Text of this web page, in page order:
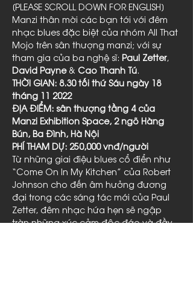
[PLEASE SCROLL DOWN FOR ENGLISH]
Manzi thân mời các bạn tới với đêm
nhạc blues đặc biệt của nhóm All That
Mojo trên sân thượng manzi; với sự
tham gia của ba nghệ sĩ: Paul Zetter,
David Payne & Cao Thanh Tú.
THỜI GIAN: 8.30 tối thứ Sáu ngày 18
tháng 11 2022
ĐỊA ĐIỂM: sân thượng tầng 4 của
Manzi Exhibition Space, 2 ngõ Hàng
Bún, Ba Đình, Hà Nội
PHÍ THAM DỰ: 250,000 vnđ/người
Từ những giai điệu blues cổ điển như
“Come On In My Kitchen” của Robert
Johnson cho đến âm hưởng đương
đại trong các sáng tác mới của Paul
Zetter, đêm nhạc hứa hẹn sẽ ngập
tràn những xúc cảm độc đáo và đầy